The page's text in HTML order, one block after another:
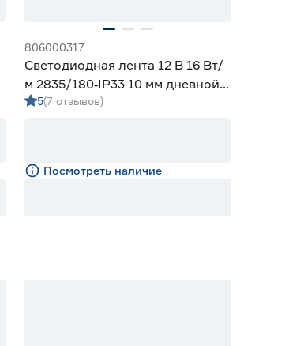
806000317
Светодиодная лента 12 В 16 Вт/
м 2835/180‑IP33 10 мм дневной 5
м Geniled
5(7 отзывов)
Посмотреть наличие